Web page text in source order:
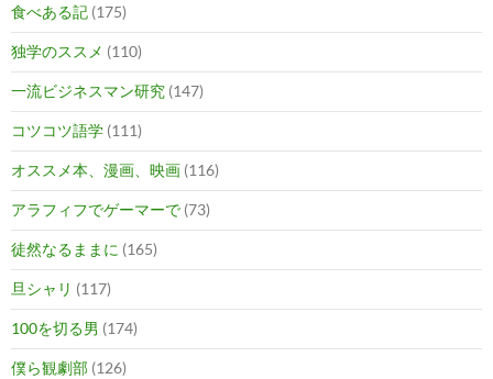
食べある記 (175)
独学のススメ (110)
一流ビジネスマン研究 (147)
コツコツ語学 (111)
オススメ本、漫画、映画 (116)
アラフィフでゲーマーで (73)
徒然なるままに (165)
旦シャリ (117)
100を切る男 (174)
僕ら観劇部 (126)